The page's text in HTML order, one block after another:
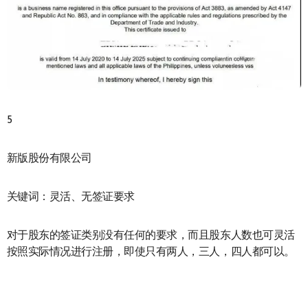
5
新版股份有限公司
关键词：灵活、无签证要求
对于股东的签证类别没有任何的要求，而且股东人数也可灵活
按照实际情况进行注册，即使只有两人，三人，四人都可以。